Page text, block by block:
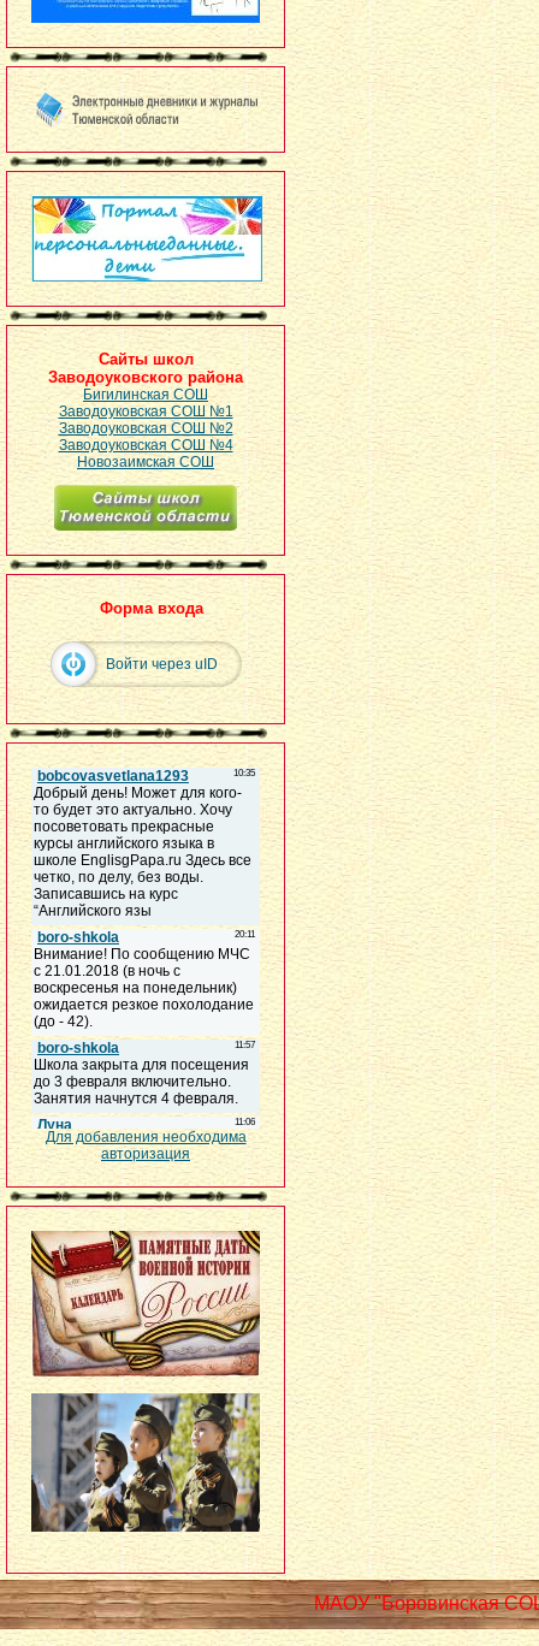
Сайты школ
Заводоуковского района
Бигилинская СОШ
Заводоуковская СОШ №1
Заводоуковская СОШ №2
Заводоуковская СОШ №4
Новозаимская СОШ
Форма входа
Войти через uID
Для добавления необходима
авторизация
МАОУ "Боровинская